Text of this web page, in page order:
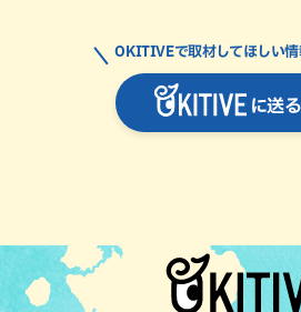
に送る
OKITIVEで取材してほしい情